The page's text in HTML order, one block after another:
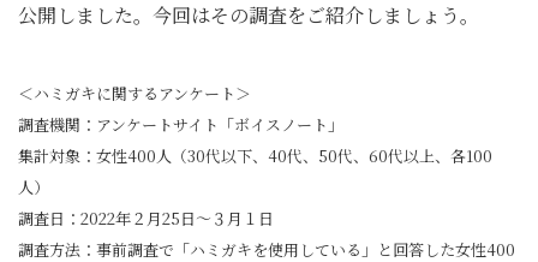
公開しました。今回はその調査をご紹介しましょう。
＜ハミガキに関するアンケート＞
調査機関：アンケートサイト「ボイスノート」
集計対象：女性400人（30代以下、40代、50代、60代以上、各100
人）
調査日：2022年２月25日～３月１日
調査方法：事前調査で「ハミガキを使用している」と回答した女性400